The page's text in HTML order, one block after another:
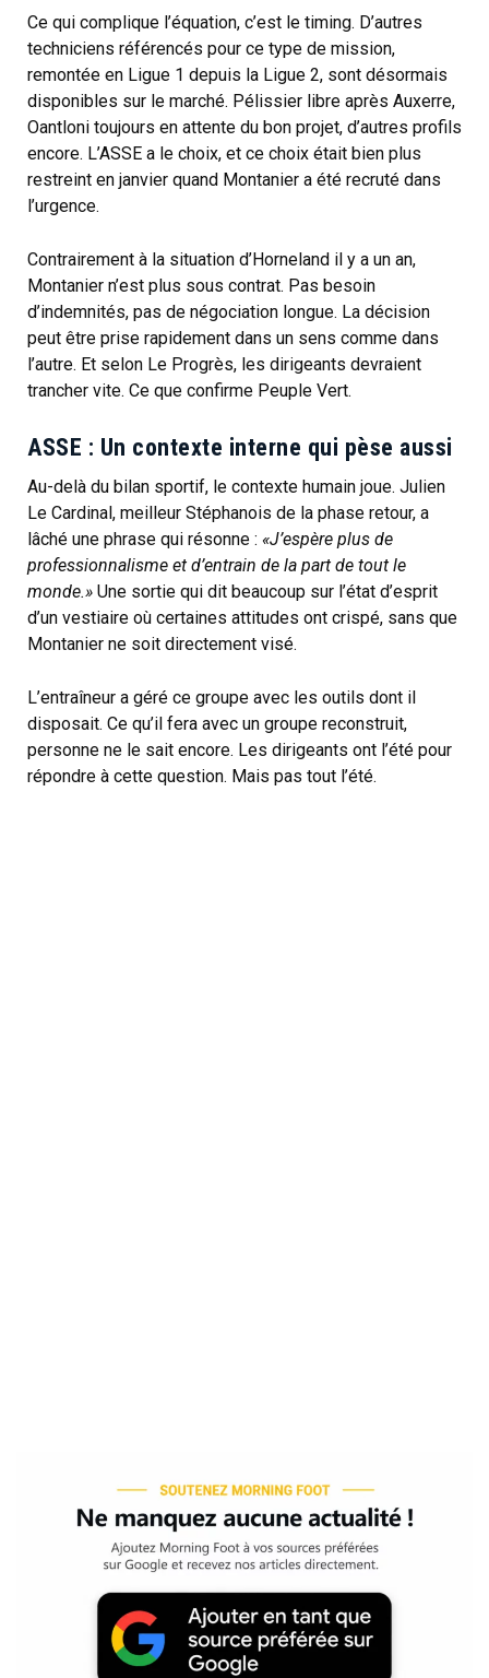
Ce qui complique l’équation, c’est le timing. D’autres
techniciens référencés pour ce type de mission,
remontée en Ligue 1 depuis la Ligue 2, sont désormais
disponibles sur le marché. Pélissier libre après Auxerre,
Oantloni toujours en attente du bon projet, d’autres profils
encore. L’ASSE a le choix, et ce choix était bien plus
restreint en janvier quand Montanier a été recruté dans
l’urgence.
Contrairement à la situation d’Horneland il y a un an,
Montanier n’est plus sous contrat. Pas besoin
d’indemnités, pas de négociation longue. La décision
peut être prise rapidement dans un sens comme dans
l’autre. Et selon Le Progrès, les dirigeants devraient
trancher vite. Ce que confirme Peuple Vert.
ASSE : Un contexte interne qui pèse aussi
Au-delà du bilan sportif, le contexte humain joue. Julien
Le Cardinal, meilleur Stéphanois de la phase retour, a
lâché une phrase qui résonne : «J’espère plus de
professionnalisme et d’entrain de la part de tout le
monde.» Une sortie qui dit beaucoup sur l’état d’esprit
d’un vestiaire où certaines attitudes ont crispé, sans que
Montanier ne soit directement visé.
L’entraîneur a géré ce groupe avec les outils dont il
disposait. Ce qu’il fera avec un groupe reconstruit,
personne ne le sait encore. Les dirigeants ont l’été pour
répondre à cette question. Mais pas tout l’été.